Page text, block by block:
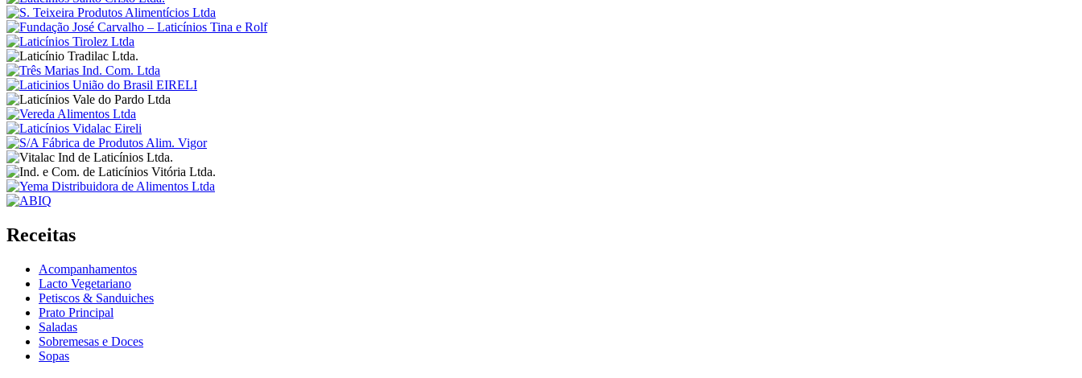
Receitas
Acompanhamentos
Lacto Vegetariano
Petiscos & Sanduiches
Prato Principal
Saladas
Sobremesas e Doces
Sopas